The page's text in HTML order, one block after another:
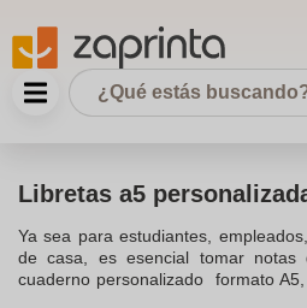
Libretas a5
Ya sea para estudiantes,
de casa, es esencial tomar
cuaderno personalizado formato